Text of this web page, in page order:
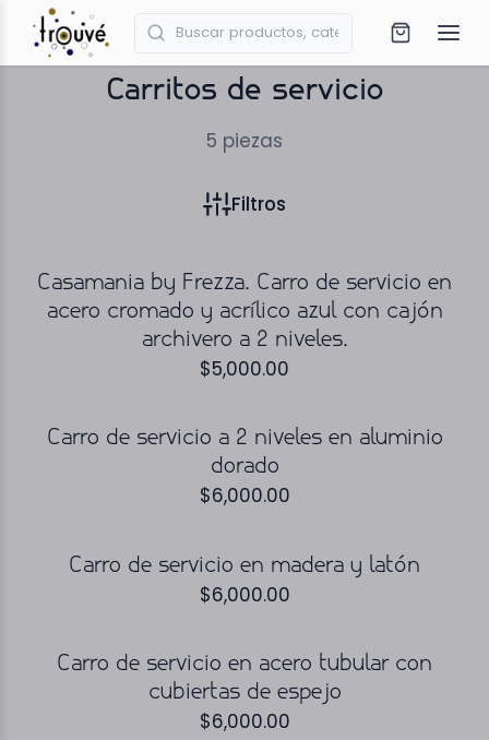
Carritos de servicio
5 piezas
Filtros
Casamania by Frezza. Carro de servicio en
acero cromado y acrílico azul con cajón
archivero a 2 niveles.
$5,000.00
Carro de servicio a 2 niveles en aluminio
dorado
$6,000.00
Carro de servicio en madera y latón
$6,000.00
Carro de servicio en acero tubular con
cubiertas de espejo
$6,000.00